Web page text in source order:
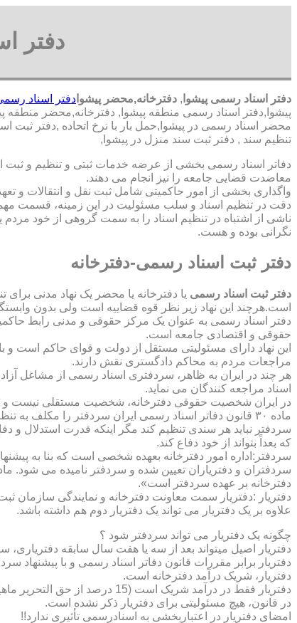
دفتر
دفتر اسناد رسمی پیشوا , دفترخانه,محضر پیشوا دفتر اسناد
پیشوا,دفتر اسناد رسمی منطقه پیشوا, دفترخانه,محضر منطقه
محضر اسناد رسمی در پیشوا,حمل بار با نرخ اتحاده ,دفتر
تنظیم سند , دفتر ثبت سند منزل در پیشوا,
دفاتر اسناد رسمی بخشی از عرضه خدمات ثبتی و تنظیم و ثبت
معاضدت قضایی جامعه را نیز انجام می دهند.
واگذاری بخشی از امور حاکمیتی شامل ثبت نقل و انتقالات
دقت در تنظیم اسناد و سلب مسئولیت در این زمینه، قسمت
ناشی از اشتباه در تنظیم اسناد را به سمت گروهی از خود
نگرانی بوده و هست.
دفتر ثبت اسناد رسمی-دفترخانه
دفتر ثبت اسناد رسمی یا دفترخانه یا محضر یک نهاد مدنی
است.هرچند این نهاد زیر نظر قوه قضاییه است ولی بدون
دفتر اسناد رسمی به عنوان یک مرکز حقوقی و مدنی رابط
حقوقی و اقتصادی جامعه است.
این نهاد دارای مسئولیتی مستقل از دولت و قوای حاکم است و
مراجعات مردم به محاکم دادگستری نقش دارند.
هر چند در ایران به ظاهر، سردفتری اسناد رسمی از مشاغل
اسناد مراجعه کنندگان می نماید.
در ایران شخصیت حقوقی دفترخانه، شخصیت مستقلی نیست و
ماده ۳۰ قانون دفاتر اسناد رسمی ایران سردفتر را مکلف
سردفتر نباید هر سندی تنظیم کند مگر اینکه قدرت استدلال و
که بعداً بتواند از خود دفاع کند.
سردفتر:اداره امور دفترخانه بعهده شخصی است که بنا به
دفترخانه بر عهده سردفتر است».
علاوه بر یک دفتریار می تواند یک دفتریار دوم هم داشته باشد.
چگونه یک دفتریار می تواند سردفتر شود ؟
دفتریار اصیل میتواند بعد از سه یا هفت سال سابقه دفتریاری،
دفتریار برابر مقررات قانون دفاتر اسناد رسمی و با
دفتریار، شریک درآمد دفترخانه است.
دفتریار فقط در درآمد شریک است (15 درصد از حق التحریر ماهیانه دفترخانه )و در کار و مسئولیت و هزینه ها وضررها هیچ شراکتی ندارد.
در قانون، هیچ مسئولیتی برای دفتریار ذکر نشده است.
امضای دفتریار در اعتباربخشی به اسنادرسمی تأثیری ندارد!!